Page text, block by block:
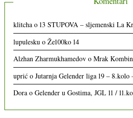
klitcha o13 STUPOVA – sljemenski La
lupulesku oŽe100ko 14
Alzhan Zharmukhamedov oMrak
uprić oJutarnja Gelender liga 19 – 8.kolo
Dora oGelender u Gostima, JGL 11 /